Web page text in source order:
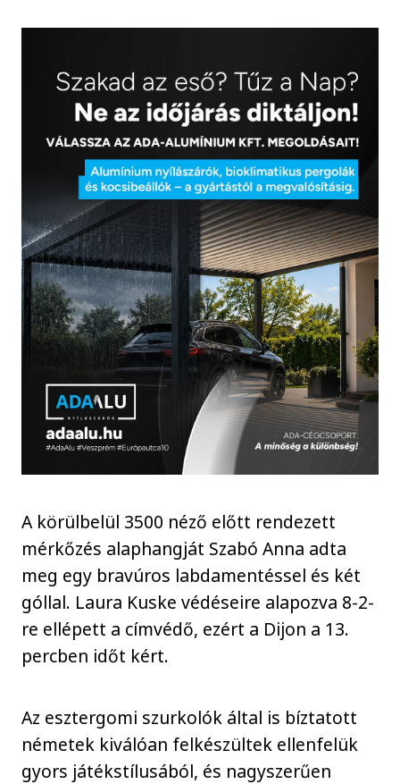
A körülbelül 3500 néző előtt rendezett
mérkőzés alaphangját Szabó Anna adta
meg egy bravúros labdamentéssel és két
góllal. Laura Kuske védéseire alapozva 8-2-
re ellépett a címvédő, ezért a Dijon a 13.
percben időt kért.
Az esztergomi szurkolók által is bíztatott
németek kiválóan felkészültek ellenfelük
gyors játékstílusából, és nagyszerűen